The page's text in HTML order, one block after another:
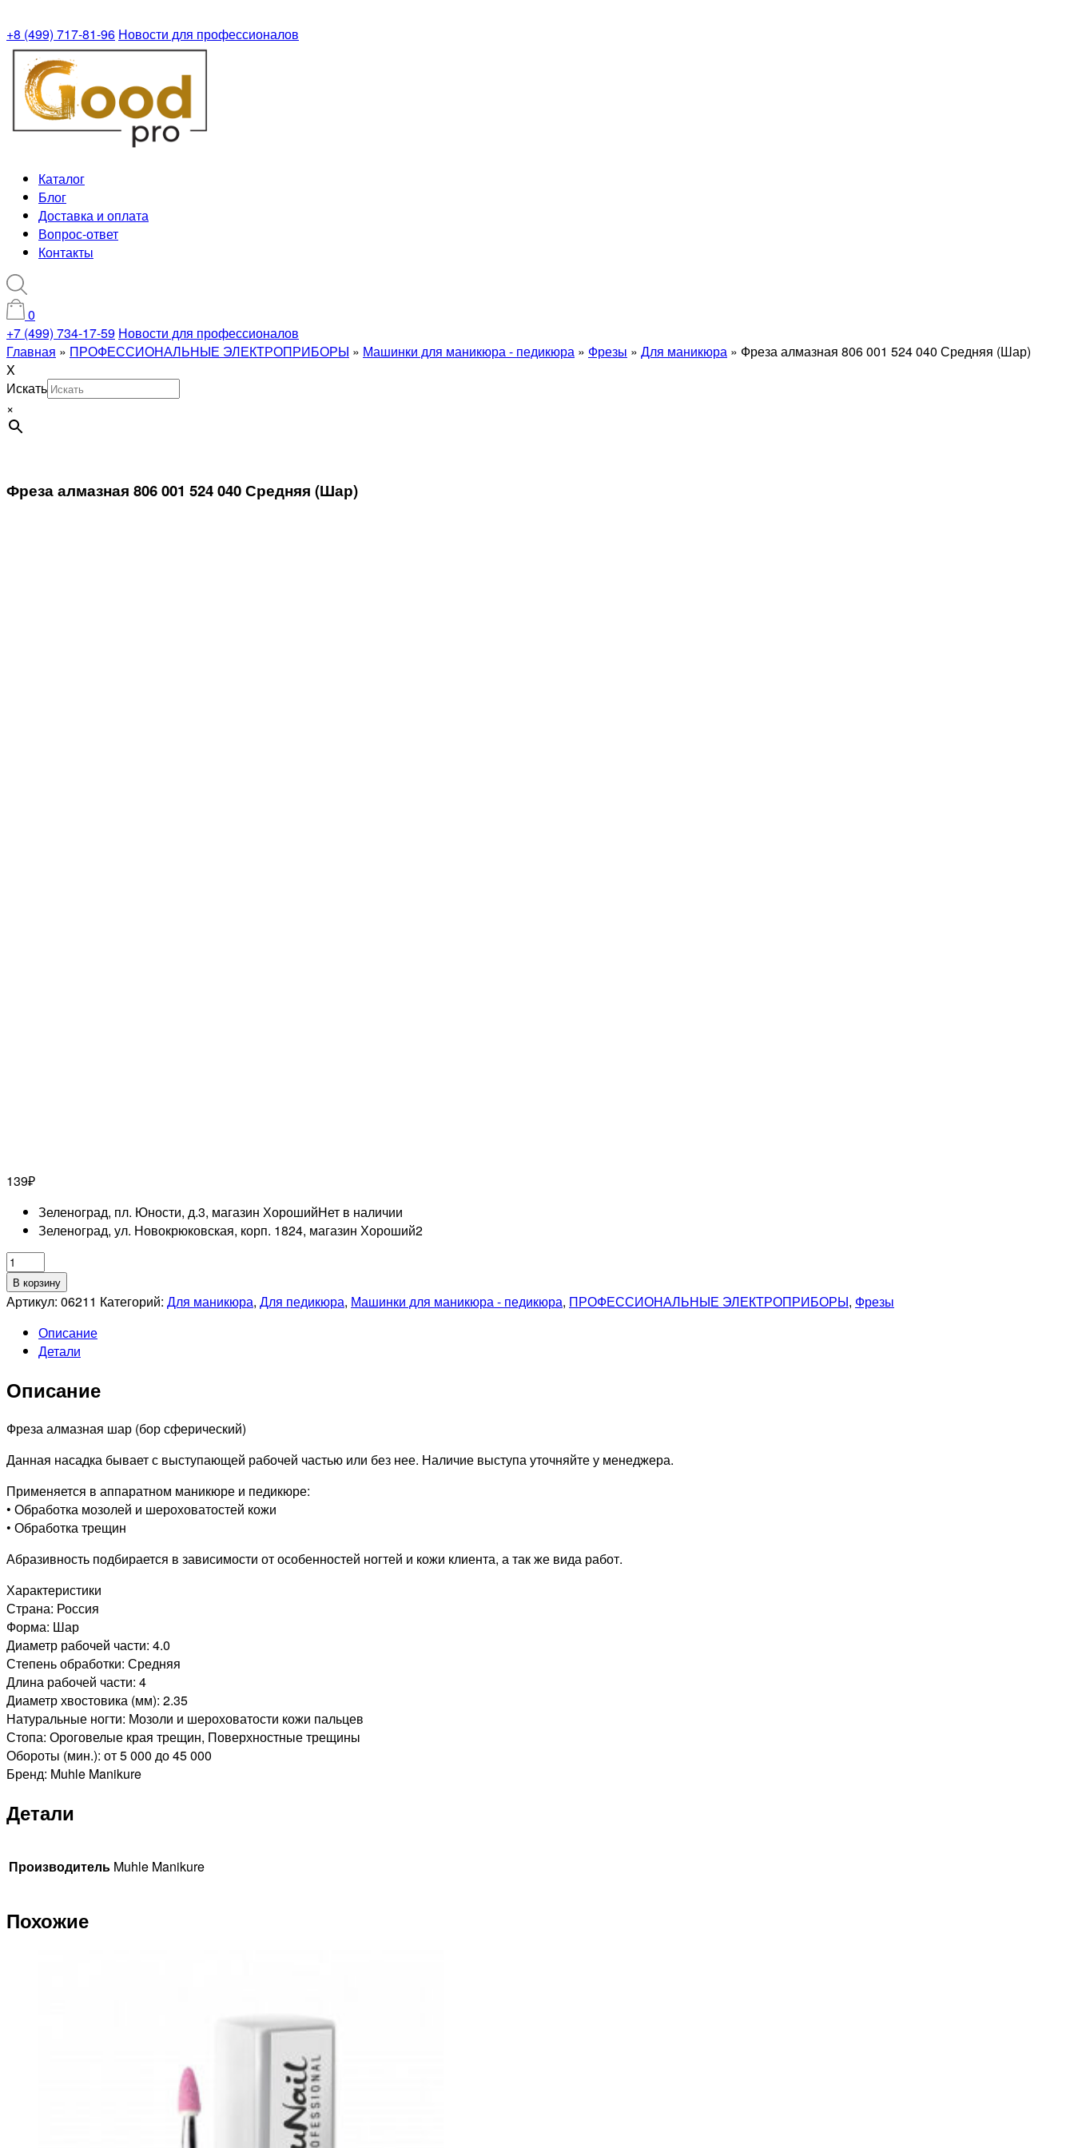
+8 (499) 717-81-96 Новости для профессионалов
Каталог
Блог
Доставка и оплата
Вопрос-ответ
Контакты
0
+7 (499) 734-17-59 Новости для профессионалов
Главная » ПРОФЕССИОНАЛЬНЫЕ ЭЛЕКТРОПРИБОРЫ » Машинки для маникюра - педикюра » Фрезы » Для маникюра » Фреза алмазная 806 001 524 040 Средняя (Шар)
X
Искать
×
Фреза алмазная 806 001 524 040 Средняя (Шар)
139₽
Зеленоград, пл. Юности, д.3, магазин ХорошийНет в наличии
Зеленоград, ул. Новокрюковская, корп. 1824, магазин Хороший2
Количество
товара
Фреза
806
001
040
(Шар)
В корзину
Артикул: 06211 Категорий: Для маникюра, Для педикюра, Машинки для маникюра - педикюра, ПРОФЕССИОНАЛЬНЫЕ ЭЛЕКТРОПРИБОРЫ, Фрезы
Описание
Детали
Описание
Фреза алмазная шар (бор сферический)
Данная насадка бывает с выступающей рабочей частью или без нее. Наличие выступа уточняйте у менеджера.
Применяется в аппаратном маникюре и педикюре:
• Обработка мозолей и шероховатостей кожи
• Обработка трещин
Абразивность подбирается в зависимости от особенностей ногтей и кожи клиента, а так же вида работ.
Характеристики
Страна: Россия
Форма: Шар
Диаметр рабочей части: 4.0
Степень обработки: Средняя
Длина рабочей части: 4
Диаметр хвостовика (мм): 2.35
Натуральные ногти: Мозоли и шероховатости кожи пальцев
Стопа: Ороговелые края трещин, Поверхностные трещины
Обороты (мин.): от 5 000 до 45 000
Бренд: Muhle Manikure
Детали
Производитель Muhle Manikure
Похожие